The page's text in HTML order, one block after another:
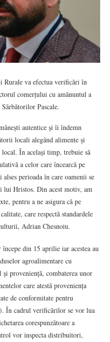
va efectua verificări în
comerțului cu amănuntul a
Pascale.
autentice și îi îndemn
locali alegând alimente și
În același timp, trebuie să
a celor care încearcă pe
perioada în care oamenii se
lui Hristos. Din acest motiv, am
pentru a ne asigura că pe
care respectă standardele
Adrian Chesnoiu.
din 15 aprilie iar acestea au
agroalimentare cu
și proveniență, combaterea unor
care atestă proveniența
de conformitate pentru
În cadrul verificărilor se vor lua
corespunzătoare a
vor inspecta distribuitori,